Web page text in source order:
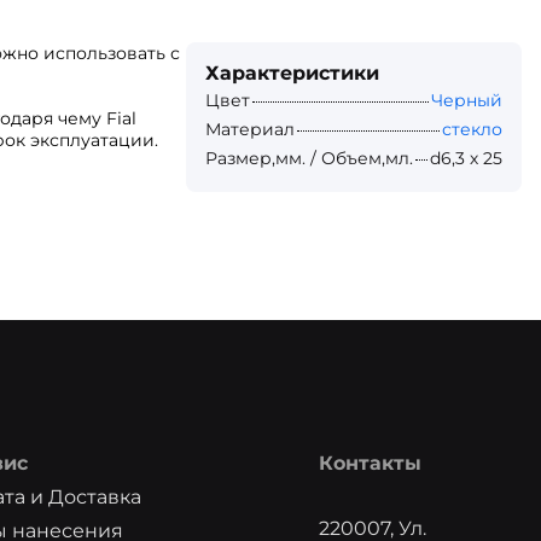
использовать с
чему Fial
эксплуатации.
Характеристики
Цвет
Черный
Материал
стекло
Размер,мм. / Объем,мл.
d6,3 х 25
и Доставка
нанесения
Контакты
220007, Ул.